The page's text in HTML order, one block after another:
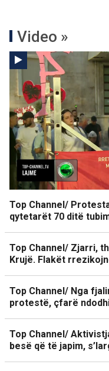
Video »
Top Channel/
qytetarët 70 ditë
Top Channel/ Zjarri,
Krujë. Flakët
Top Channel/ Nga
protestë, çfarë
Top Channel/
besë që të japim,